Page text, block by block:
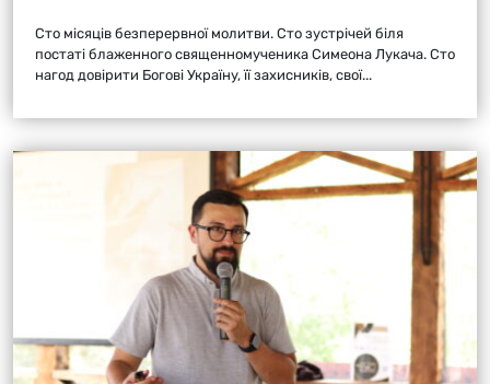
Сто місяців безперервної молитви. Сто зустрічей біля
постаті блаженного священномученика Симеона Лукача. Сто
нагод довірити Богові Україну, її захисників, свої...